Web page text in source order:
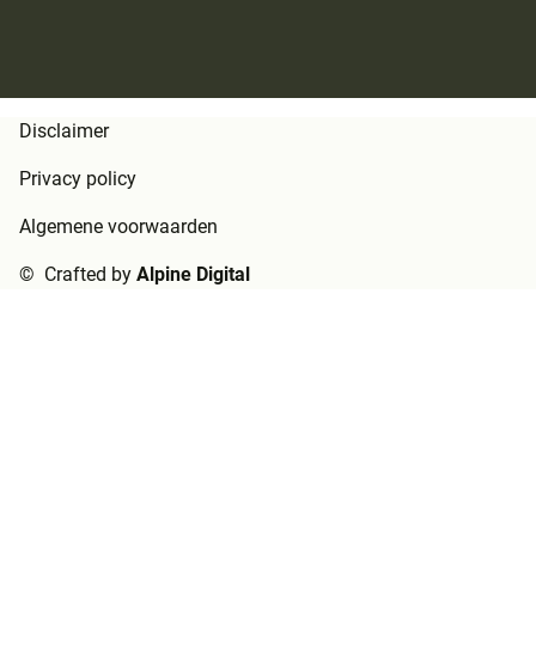
Disclaimer
Privacy policy
Algemene voorwaarden
© Crafted by Alpine Digital